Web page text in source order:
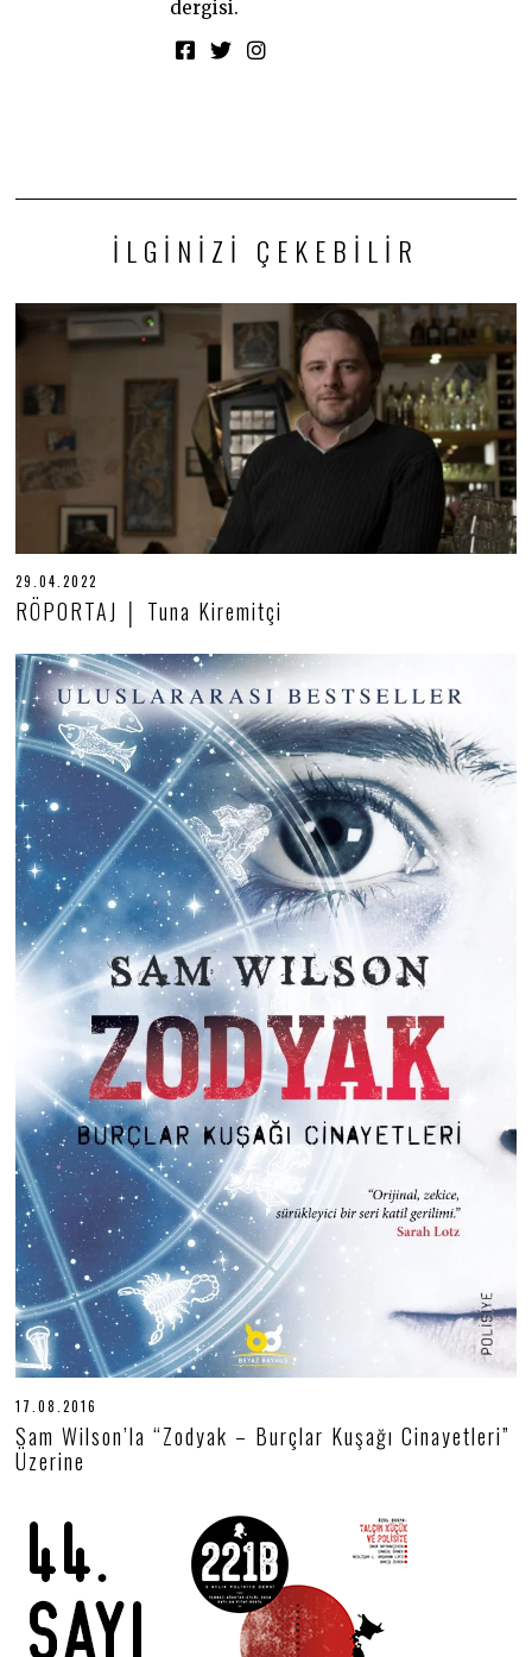
dergisi.
İLGINIZI ÇEKEBILIR
29.04.2022
8
.
6
.
2
0
2
2
RÖPORTAJ │ Tuna Kiremitçi
17.08.2016
.
Sam Wilson’la “Zodyak – Burçlar Kuşağı Cinayetleri”
Üzerine